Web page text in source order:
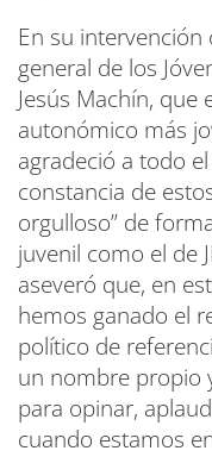
En su
general de los
Jesús Machín, que
autonómico más
agradeció a todo
constancia de
orgulloso” de
juvenil como el de
aseveró que, en
hemos ganado el
político de
un nombre propio
para opinar,
cuando estamos